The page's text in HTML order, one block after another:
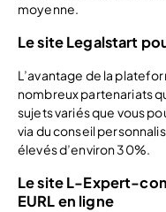
moyenne.
Le site Legalstart
L’avantage de la
nombreux partenariats
sujets variés que vous
via du conseil
élevés d’environ 30%.
Le site L-Expert-
EURL en ligne